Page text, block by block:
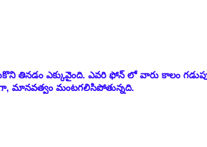
తినడం ఎక్కువైంది. ఎవరి ఫోన్ లో వారు కాలం
మానవత్వం మంటగలిసిపోతున్నది.